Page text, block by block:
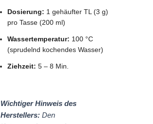
Dosierung: 1 gehäufter TL (3 g)
pro Tasse (200 ml)
Wassertemperatur: 100 °C
(sprudelnd kochendes Wasser)
Ziehzeit: 5 – 8 Min.
Wichtiger Hinweis des
Herstellers: Den